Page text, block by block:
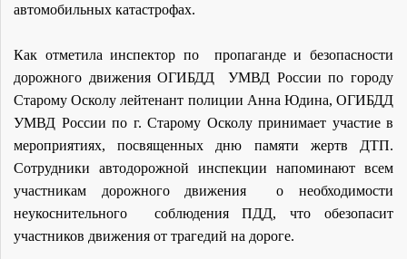
автомобильных катастрофах.
Как отметила инспектор по пропаганде и безопасности
дорожного движения ОГИБДД УМВД России по городу
Старому Осколу лейтенант полиции Анна Юдина, ОГИБДД
УМВД России по г. Старому Осколу принимает участие в
мероприятиях, посвященных дню памяти жертв ДТП.
Сотрудники автодорожной инспекции напоминают всем
участникам дорожного движения о необходимости
неукоснительного соблюдения ПДД, что обезопасит
участников движения от трагедий на дороге.